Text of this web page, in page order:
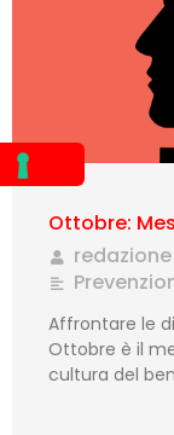
Ottobre:
redazione
Affrontare le
Ottobre è il
cultura del